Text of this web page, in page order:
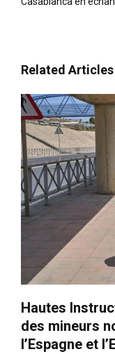
Related Articles
Hautes
des mineurs
l’Espagne et